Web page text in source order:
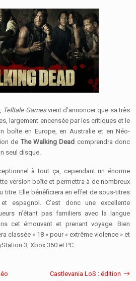
Telltale Gamesvient d’annoncer que sa très
largement encensée par les critiques et le
boîte en Europe, en Australie et en Néo-
de The Walking Dead comprendra donc
seul disque.
à tout ça, cependant un énorme
version boîte et permettra à de nombreux
titre. Elle bénéficiera en effet de sous-titres
espagnol. C’est donc une excellente
n’étant pas familiers avec la langue
cet émouvant et prenant voyage. Bien
classée « 18 » pour « extrême violence » et
3, Xbox 360 et PC.
Castlevania LoS : édition